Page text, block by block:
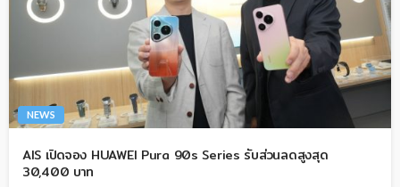
NEWS
AIS เปิดจอง HUAWEI Pura 90s Series รับส่วนลดสูงสุด
30,400 บาท